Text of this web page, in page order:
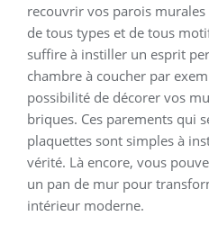
recouvrir vos parois
de tous types et de tous
suffire à instiller un esprit
chambre à coucher par
possibilité de décorer vos
briques. Ces parements qui
plaquettes sont simples à
vérité. Là encore, vous
un pan de mur pour
intérieur moderne.